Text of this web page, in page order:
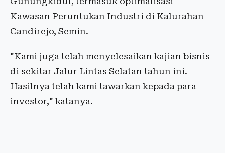
Kawasan Peruntukan Industri di Kalurahan
Candirejo, Semin.
"Kami juga telah menyelesaikan kajian bisnis
di sekitar Jalur Lintas Selatan tahun ini.
Hasilnya telah kami tawarkan kepada para
investor," katanya.